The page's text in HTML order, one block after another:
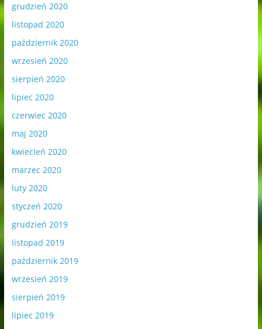
grudzień 2020
listopad 2020
październik 2020
wrzesień 2020
sierpień 2020
lipiec 2020
czerwiec 2020
maj 2020
kwiecień 2020
marzec 2020
luty 2020
styczeń 2020
grudzień 2019
listopad 2019
październik 2019
wrzesień 2019
sierpień 2019
lipiec 2019